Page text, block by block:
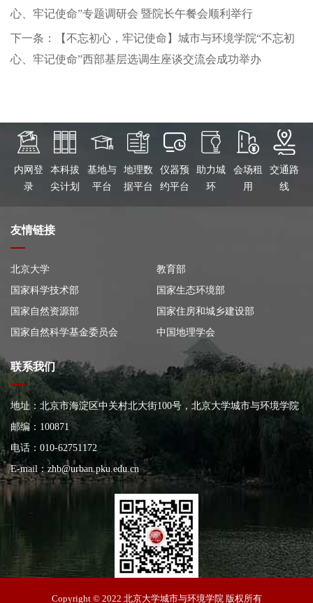
心、牢记使命”专题调研会 暨院长午餐会顺利举行
下一条：【不忘初心，牢记使命】城市与环境学院“不忘初
心、牢记使命”西部基层选调生座谈交流会成功举办
内网登
录
本科拔
尖计划
基地与
平台
地理数
据平台
仪器预
约平台
助力城
环
会场租
用
交通路
线
友情链接
北京大学
教育部
国家科学技术部
国家生态环境部
国家自然资源部
国家住房和城乡建设部
国家自然科学基金委员会
中国地理学会
联系我们
地址：北京市海淀区中关村北大街100号，北京大学城市与环境学院
大楼
邮编：100871
电话：010-62751172
E-mail：zhb@urban.pku.edu.cn
北京大学城市与环境学院
Copyright © 2022 北京大学城市与环境学院 版权所有